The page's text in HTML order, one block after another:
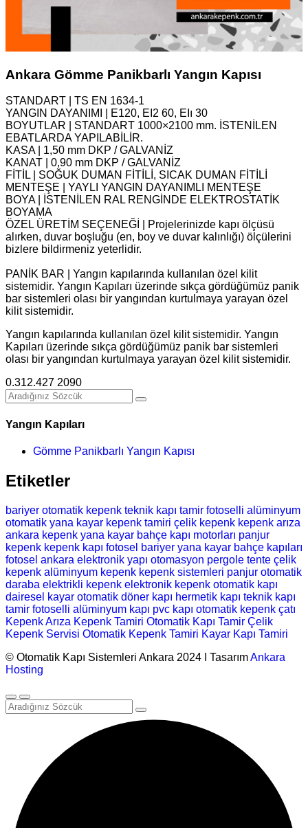
Ankara Gömme Panikbarlı Yangın Kapısı
STANDART | TS EN 1634-1
YANGIN DAYANIMI | E120, EΙ2 60, EΙı 30
BOYUTLAR | STANDART 1000×2100 mm. İSTENİLEN
EBATLARDA YAPILABİLİR.
KASA | 1,50 mm DKP / GALVANİZ
KANAT | 0,90 mm DKP / GALVANİZ
FİTİL | SOĞUK DUMAN FİTİLİ, SICAK DUMAN FİTİLİ
MENTEŞE | YAYLI YANGIN DAYANIMLI MENTEŞE
BOYA | İSTENİLEN RAL RENGİNDE ELEKTROSTATİK
BOYAMA
ÖZEL ÜRETİM SEÇENEĞİ | Projelerinizde kapı ölçüsü
alırken, duvar boşluğu (en, boy ve duvar kalınlığı) ölçülerini
bizlere bildirmeniz yeterlidir.
PANİK BAR | Yangın kapılarında kullanılan özel kilit
sistemidir. Yangın Kapıları üzerinde sıkça gördüğümüz panik
bar sistemleri olası bir yangından kurtulmaya yarayan özel
kilit sistemidir.
Yangın kapılarında kullanılan özel kilit sistemidir. Yangın
Kapıları üzerinde sıkça gördüğümüz panik bar sistemleri
olası bir yangından kurtulmaya yarayan özel kilit sistemidir.
0.312.427 2090
Yangın Kapıları
Gömme Panikbarlı Yangın Kapısı
Etiketler
bariyer otomatik kepenk teknik kapı tamir fotoselli alüminyum
otomatik yana kayar kepenk tamiri çelik kepenk kepenk arıza
ankara kepenk yana kayar bahçe kapı motorları panjur
kepenk kepenk kapı fotosel bariyer yana kayar bahçe kapıları
fotosel ankara elektronik yapı otomasyon pergole tente çelik
kepenk alüminyum kepenk kepenk sistemleri panjur otomatik
daraba elektrikli kepenk elektronik kepenk otomatik kapı
dairesel kayar otomatik döner kapı hermetik kapı teknik kapı
tamir fotoselli alüminyum kapı pvc kapı otomatik kepenk çatı
Kepenk Arıza Kepenk Tamiri Otomatik Kapı Tamir Çelik
Kepenk Servisi Otomatik Kepenk Tamiri Kayar Kapı Tamiri
© Otomatik Kapı Sistemleri Ankara 2024 I TasarımAnkara
Hosting